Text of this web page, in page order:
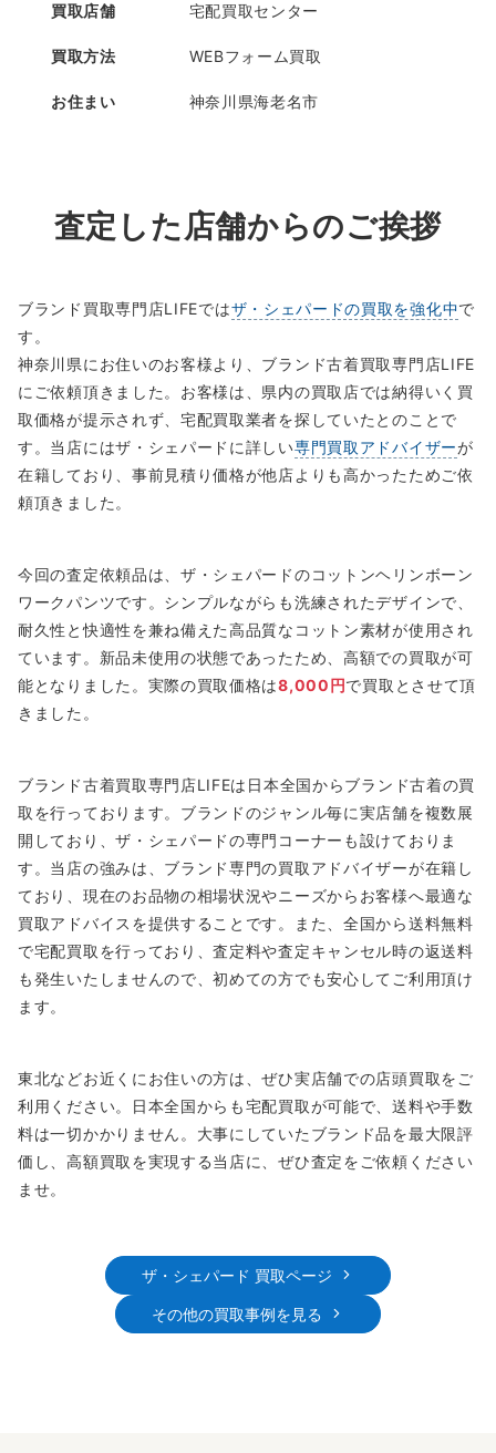
買取店舗 宅配買取センター
買取方法 WEBフォーム買取
お住まい 神奈川県海老名市
査定した店舗からのご挨拶
ブランド買取専門店LIFEではザ・シェパードの買取を強化中で
す。
神奈川県にお住いのお客様より、ブランド古着買取専門店LIFE
にご依頼頂きました。お客様は、県内の買取店では納得いく買
取価格が提示されず、宅配買取業者を探していたとのことで
す。当店にはザ・シェパードに詳しい専門買取アドバイザーが
在籍しており、事前見積り価格が他店よりも高かったためご依
頼頂きました。
今回の査定依頼品は、ザ・シェパードのコットンヘリンボーン
ワークパンツです。シンプルながらも洗練されたデザインで、
耐久性と快適性を兼ね備えた高品質なコットン素材が使用され
ています。新品未使用の状態であったため、高額での買取が可
能となりました。実際の買取価格は8,000円で買取とさせて頂
きました。
ブランド古着買取専門店LIFEは日本全国からブランド古着の買
取を行っております。ブランドのジャンル毎に実店舗を複数展
開しており、ザ・シェパードの専門コーナーも設けておりま
す。当店の強みは、ブランド専門の買取アドバイザーが在籍し
ており、現在のお品物の相場状況やニーズからお客様へ最適な
買取アドバイスを提供することです。また、全国から送料無料
で宅配買取を行っており、査定料や査定キャンセル時の返送料
も発生いたしませんので、初めての方でも安心してご利用頂け
ます。
東北などお近くにお住いの方は、ぜひ実店舗での店頭買取をご
利用ください。日本全国からも宅配買取が可能で、送料や手数
料は一切かかりません。大事にしていたブランド品を最大限評
価し、高額買取を実現する当店に、ぜひ査定をご依頼ください
ませ。
ザ・シェパード 買取ページ
その他の買取事例を見る